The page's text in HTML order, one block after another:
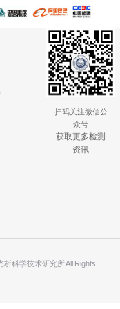
扫码关注微信公
众号
获取更多检测
资讯
析科学技术研究所 All Rights